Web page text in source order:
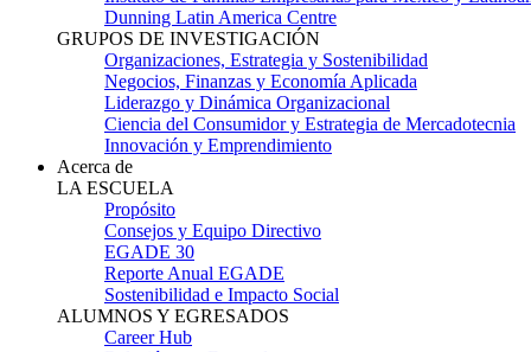
Dunning Latin America Centre
GRUPOS DE INVESTIGACIÓN
Organizaciones, Estrategia y Sostenibilidad
Negocios, Finanzas y Economía Aplicada
Liderazgo y Dinámica Organizacional
Ciencia del Consumidor y Estrategia de Mercadotecnia
Innovación y Emprendimiento
Acerca de
LA ESCUELA
Propósito
Consejos y Equipo Directivo
EGADE 30
Reporte Anual EGADE
Sostenibilidad e Impacto Social
ALUMNOS Y EGRESADOS
Career Hub